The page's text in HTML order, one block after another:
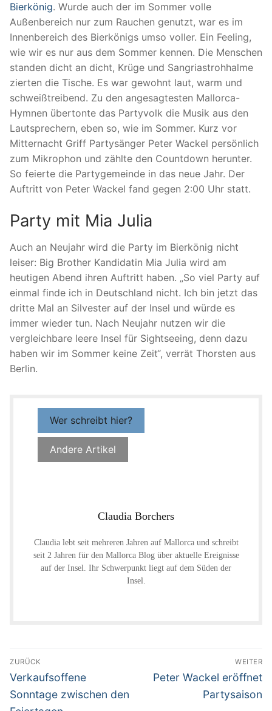
Bierkönig. Wurde auch der im Sommer volle
Außenbereich nur zum Rauchen genutzt, war es im
Innenbereich des Bierkönigs umso voller. Ein Feeling,
wie wir es nur aus dem Sommer kennen. Die Menschen
standen dicht an dicht, Krüge und Sangriastrohhalme
zierten die Tische. Es war gewohnt laut, warm und
schweißtreibend. Zu den angesagtesten Mallorca-
Hymnen übertonte das Partyvolk die Musik aus den
Lautsprechern, eben so, wie im Sommer. Kurz vor
Mitternacht Griff Partysänger Peter Wackel persönlich
zum Mikrophon und zählte den Countdown herunter.
So feierte die Partygemeinde in das neue Jahr. Der
Auftritt von Peter Wackel fand gegen 2:00 Uhr statt.
Party mit Mia Julia
Auch an Neujahr wird die Party im Bierkönig nicht
leiser: Big Brother Kandidatin Mia Julia wird am
heutigen Abend ihren Auftritt haben. „So viel Party auf
einmal finde ich in Deutschland nicht. Ich bin jetzt das
dritte Mal an Silvester auf der Insel und würde es
immer wieder tun. Nach Neujahr nutzen wir die
vergleichbare leere Insel für Sightseeing, denn dazu
haben wir im Sommer keine Zeit“, verrät Thorsten aus
Berlin.
Wer schreibt hier?
Andere Artikel
Claudia Borchers
Claudia lebt seit mehreren Jahren auf Mallorca und schreibt
seit 2 Jahren für den Mallorca Blog über aktuelle Ereignisse
auf der Insel. Ihr Schwerpunkt liegt auf dem Süden der
Insel.
Beitragsnavigation
ZURÜCK
Vorheriger
Beitrag:
Verkaufsoffene
Sonntage zwischen den
WEITER
Nächster
Peter Wackel eröffnet
Partysaison